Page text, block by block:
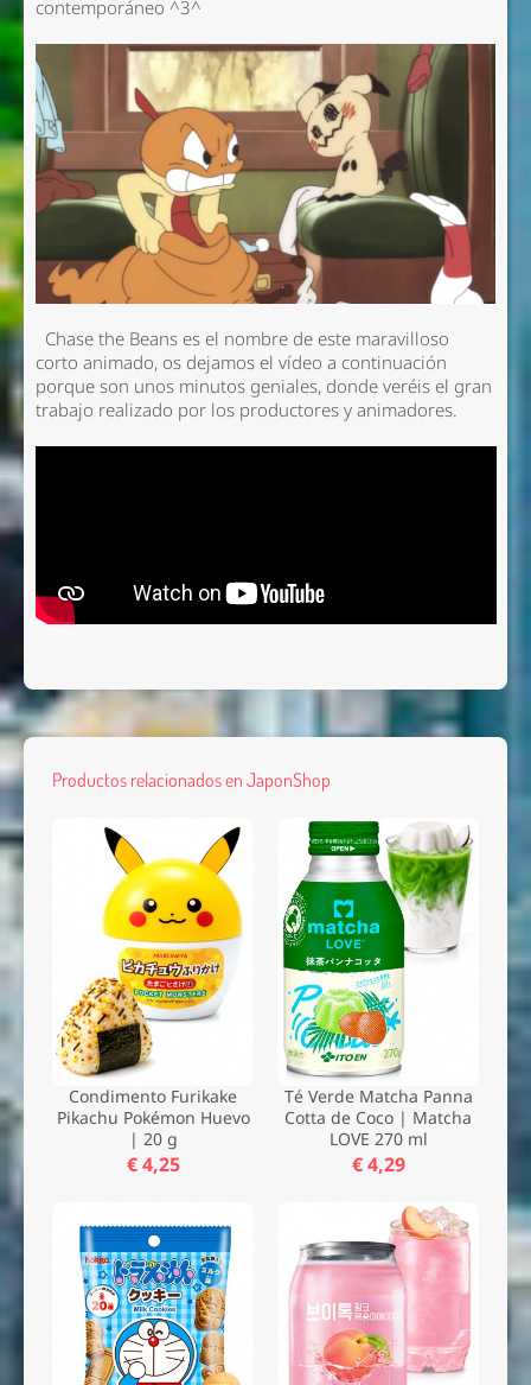
contemporáneo ^3^
Chase the Beans es el nombre de este maravilloso
corto animado, os dejamos el vídeo a continuación
porque son unos minutos geniales, donde veréis el gran
trabajo realizado por los productores y animadores.
Productos relacionados en JaponShop
Condimento Furikake
Pikachu Pokémon Huevo
| 20 g
€ 4,25
Té Verde Matcha Panna
Cotta de Coco | Matcha
LOVE 270 ml
€ 4,29